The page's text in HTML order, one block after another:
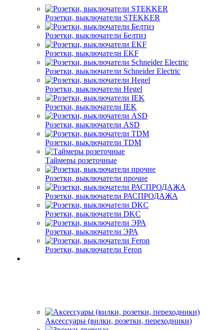
Розетки, выключатели STEKKER
Розетки, выключатели Белтиз
Розетки, выключатели EKF
Розетки, выключатели Schneider Electric
Розетки, выключатели Hegel
Розетки, выключатели IEK
Розетки, выключатели ASD
Розетки, выключатели TDM
Таймеры розеточные
Розетки, выключатели прочие
Розетки, выключатели РАСПРОДАЖА
Розетки, выключатели DKC
Розетки, выключатели ЭРА
Розетки, выключатели Feron
Аксессуары (вилки, розетки, переходники)